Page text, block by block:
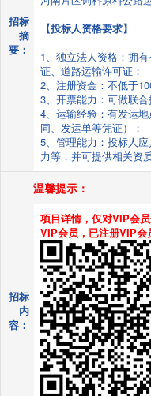
招标
摘
要：
【投标人资格要求】
1、独立法人资格：拥
证、道路运输许可证；
2、注册资金：不低于
3、开票能力：可做联
4、运输经验：有发运
同、发运单等凭证）；
5、管理能力：投标人
力等，并可提供相关资
招标
内
容：
温馨提示：
项目详情，仅对VIP会
VIP会员，已注册VIP会